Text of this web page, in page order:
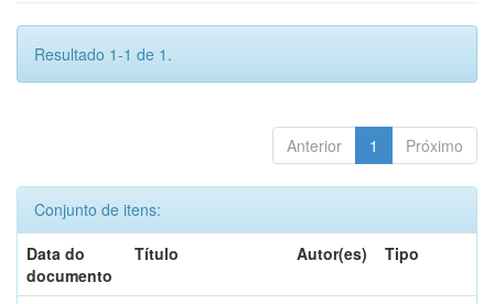
Resultado 1-1 de 1.
Anterior 1 Próximo
Conjunto de itens:
Data do
documento
Título Autor(es) Tipo